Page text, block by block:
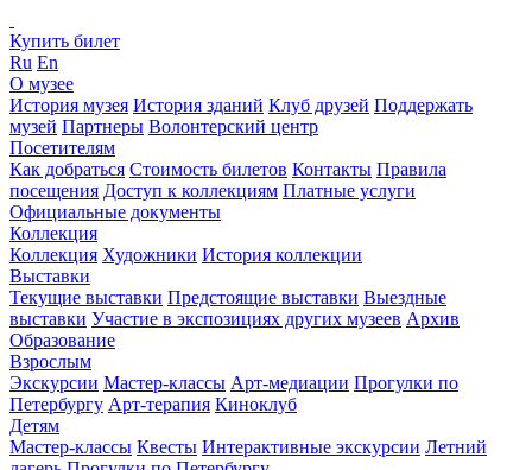
Купить билет
Ru En
О музее
История музея История зданий Клуб друзей Поддержать
музей Партнеры Волонтерский центр
Посетителям
Как добраться Стоимость билетов Контакты Правила
посещения Доступ к коллекциям Платные услуги
Официальные документы
Коллекция
Коллекция Художники История коллекции
Выставки
Текущие выставки Предстоящие выставки Выездные
выставки Участие в экспозициях других музеев Архив
Образование
Взрослым
Экскурсии Мастер-классы Арт-медиации Прогулки по
Петербургу Арт-терапия Киноклуб
Детям
Мастер-классы Квесты Интерактивные экскурсии Летний